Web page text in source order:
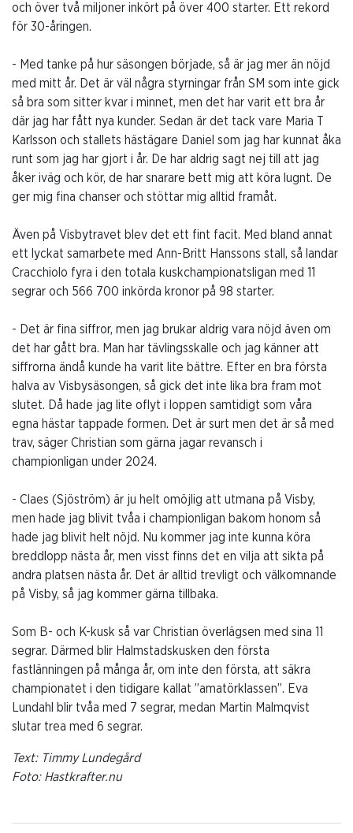
och över två miljoner inkört på över 400 starter. Ett rekord
för 30-åringen.
- Med tanke på hur säsongen började, så är jag mer än nöjd
med mitt år. Det är väl några styrningar från SM som inte gick
så bra som sitter kvar i minnet, men det har varit ett bra år
där jag har fått nya kunder. Sedan är det tack vare Maria T
Karlsson och stallets hästägare Daniel som jag har kunnat åka
runt som jag har gjort i år. De har aldrig sagt nej till att jag
åker iväg och kör, de har snarare bett mig att köra lugnt. De
ger mig fina chanser och stöttar mig alltid framåt.
Även på Visbytravet blev det ett fint facit. Med bland annat
ett lyckat samarbete med Ann-Britt Hanssons stall, så landar
Cracchiolo fyra i den totala kuskchampionatsligan med 11
segrar och 566 700 inkörda kronor på 98 starter.
- Det är fina siffror, men jag brukar aldrig vara nöjd även om
det har gått bra. Man har tävlingsskalle och jag känner att
siffrorna ändå kunde ha varit lite bättre. Efter en bra första
halva av Visbysäsongen, så gick det inte lika bra fram mot
slutet. Då hade jag lite oflyt i loppen samtidigt som våra
egna hästar tappade formen. Det är surt men det är så med
trav, säger Christian som gärna jagar revansch i
championligan under 2024.
- Claes (Sjöström) är ju helt omöjlig att utmana på Visby,
men hade jag blivit tvåa i championligan bakom honom så
hade jag blivit helt nöjd. Nu kommer jag inte kunna köra
breddlopp nästa år, men visst finns det en vilja att sikta på
andra platsen nästa år. Det är alltid trevligt och välkomnande
på Visby, så jag kommer gärna tillbaka.
Som B- och K-kusk så var Christian överlägsen med sina 11
segrar. Därmed blir Halmstadskusken den första
fastlänningen på många år, om inte den första, att säkra
championatet i den tidigare kallat ”amatörklassen”. Eva
Lundahl blir tvåa med 7 segrar, medan Martin Malmqvist
slutar trea med 6 segrar.
Text: Timmy Lundegård
Foto: Hastkrafter.nu